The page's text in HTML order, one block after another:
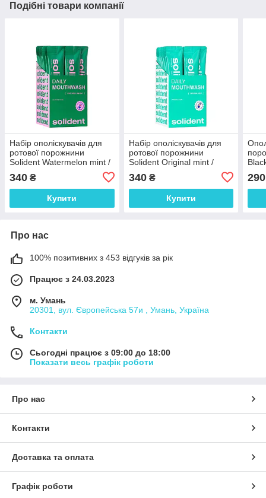
Подібні товари компанії
Набір ополіскувачів для
ротової порожнини
Solident Watermelon mint /
340 ₴
Купити
Набір ополіскувачів для
ротової порожнини
Solident Original mint /
340₴
Купити
290
Про нас
100% позитивних з 453 відгуків за рік
Працює з 24.03.2023
м. Умань
20301, вул. Європейська 57и , Умань, Україна
Контакти
Сьогодні працює з 09:00 до 18:00
Показати весь графік роботи
Про нас
Контакти
Доставка та оплата
Графік роботи